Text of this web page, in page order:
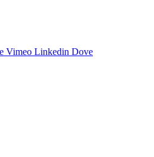
Vimeo Linkedin Dove